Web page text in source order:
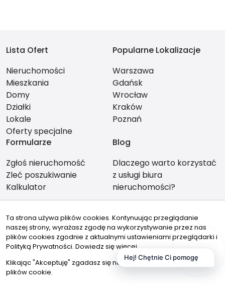
Lista Ofert
Nieruchomości
Mieszkania
Domy
Działki
Lokale
Oferty specjalne
Popularne Lokalizacje
Warszawa
Gdańsk
Wrocław
Kraków
Poznań
Formularze
Zgłoś nieruchomość
Zleć poszukiwanie
Kalkulator
Blog
Dlaczego warto korzystać
z usługi biura
nieruchomości?
Znajdziesz nas tu
Ta strona używa plików cookies. Kontynuując przeglądanie
naszej strony, wyrażasz zgodę na wykorzystywanie przez nas
plików cookies zgodnie z aktualnymi ustawieniami przeglądarki i
Polityką Prywatności. Dowiedz się więcej
Klikając "Akceptuję" zgadasz się na wykorzystywanie przez nas
plików cookie.
Hej! Chętnie Ci pomogę